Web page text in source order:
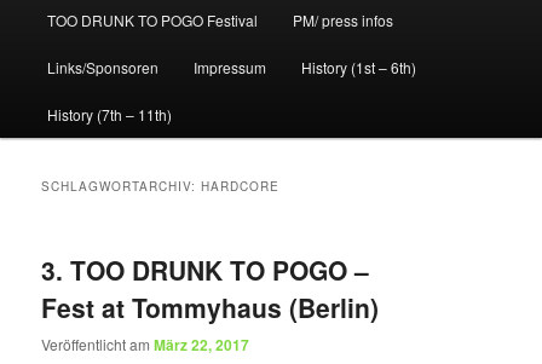
TOO DRUNK TO POGO Festival PM/ press infos
Links/Sponsoren Impressum History (1st – 6th)
History (7th – 11th)
SCHLAGWORTARCHIV:HARDCORE
3. TOO DRUNK TO POGO –
Fest at Tommyhaus (Berlin)
Veröffentlicht amMärz 22, 2017